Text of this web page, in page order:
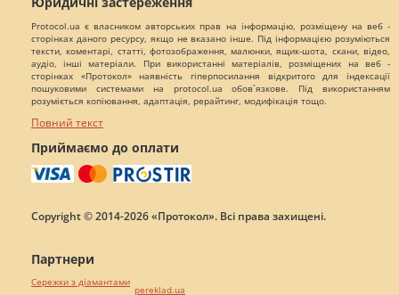
Protocol.ua є власником авторських прав на інформацію, розміщену на веб -
сторінках даного ресурсу, якщо не вказано інше. Під інформацією розуміються
тексти, коментарі, статті, фотозображення, малюнки, ящик-шота, скани, відео,
аудіо, інші матеріали. При використанні матеріалів, розміщених на веб -
сторінках «Протокол» наявність гіперпосилання відкритого для індексації
пошуковими системами на protocol.ua обов`язкове. Під використанням
розуміється копіювання, адаптація, рерайтинг, модифікація тощо.
Повний текст
Приймаємо до оплати
Copyright © 2014-2026 «Протокол». Всі права захищені.
Партнери
Сережки з діамантами
pereklad.ua